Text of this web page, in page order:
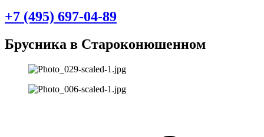
+7 (495) 697-04-89
Брусника в Староконюшенном